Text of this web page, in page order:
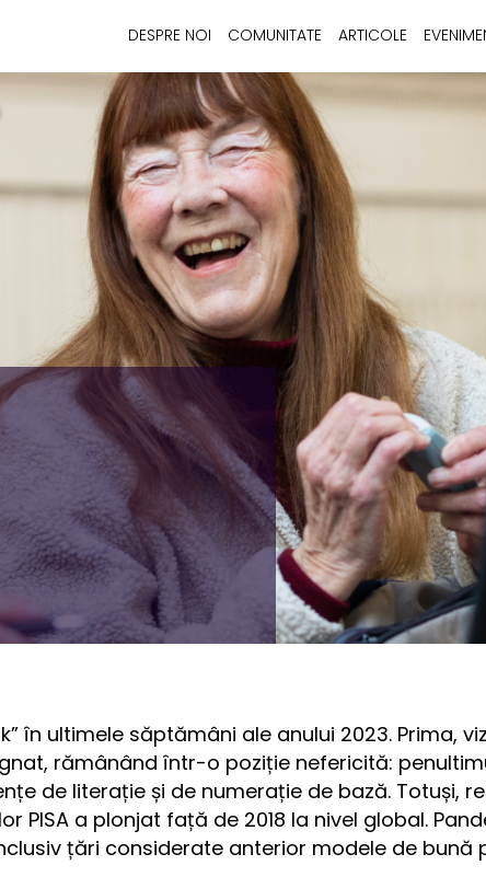
DESPRE NOI COMUNITATE ARTICOLE
în ultimele săptămâni ale anului 2023. Prima,
rămânând într-o poziție nefericită:
de literație și de numerație de bază. Totuși,
PISA a plonjat față de 2018 la nivel global.
țări considerate anterior modele de